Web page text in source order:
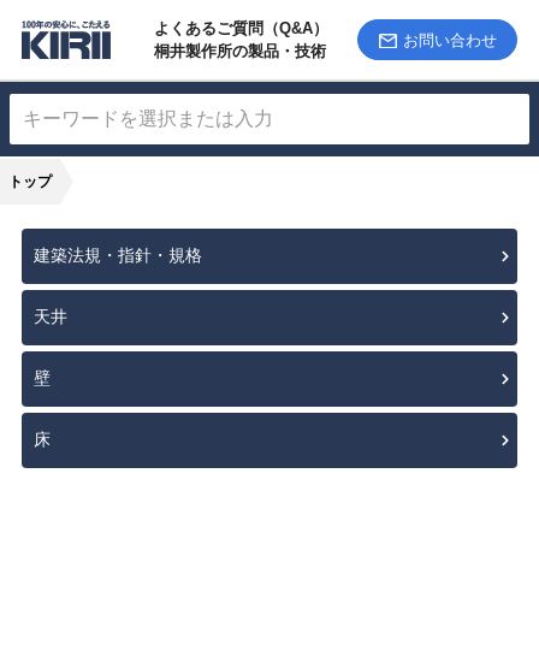
よくあるご質問（Q&A）
桐井製作所の製品・技術
お問い合わせ
トップ
建築法規・指針・規格
天井
壁
床